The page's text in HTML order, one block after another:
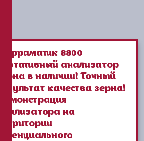
Инфраматик 8800
портативный анализатор
зерна в наличии! Точный
результат качества зерна!
Демонстрация
анализатора на
территории
потенциального